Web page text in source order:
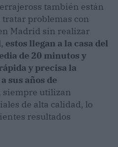
también están
problemas con
Madrid sin realizar
estos llegan a la casa del
de 20 minutos y
y precisa la
sus años de
siempre utilizan
de alta calidad, lo
resultados